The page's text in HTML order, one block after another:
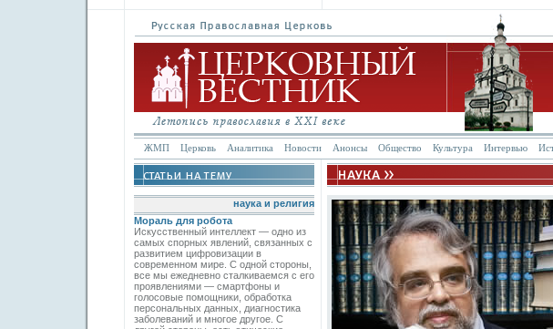
ЖМП Церковь Аналитика Новости Анонсы Общество Культура Интервью
наука и религия
Мораль для робота
Искусственный интеллект — одно из
самых спорных явлений, связанных с
развитием цифровизации в
современном мире. С одной стороны,
все мы ежедневно сталкиваемся с его
проявлениями — смартфоны и
голосовые помощники, обработка
персональных данных, диагностика
заболеваний и многое другое. С